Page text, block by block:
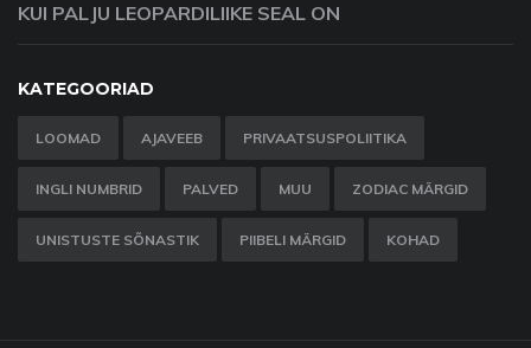
KUI PALJU LEOPARDILIIKE SEAL ON
KATEGOORIAD
LOOMAD AJAVEEB PRIVAATSUSPOLIITIKA
INGLI NUMBRID PALVED MUU ZODIAC MÄRGID
UNISTUSTE SÕNASTIK PIIBELI MÄRGID KOHAD